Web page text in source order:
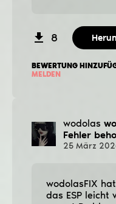
8
BEWERTUNG
MELDEN
wodolas
Fehler
25 März
wodolasFIX
das ESP leicht